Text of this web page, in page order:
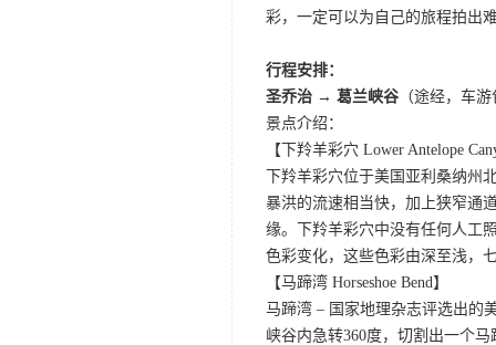
彩，一定可以为自己的旅程拍出
行程安排：
圣乔治 → 葛兰峡谷 （途经，车
景点介绍：
【下羚羊彩穴 Lower Antelope
下羚羊彩穴位于美国亚利桑纳
暴洪的流速相当快，加上狭窄通
缘。下羚羊彩穴中没有任何人工
色彩变化，这些色彩由深至浅，
【马蹄湾 Horseshoe Bend】
马蹄湾 – 国家地理杂志评选出的
峡谷内急转360度，切割出一个